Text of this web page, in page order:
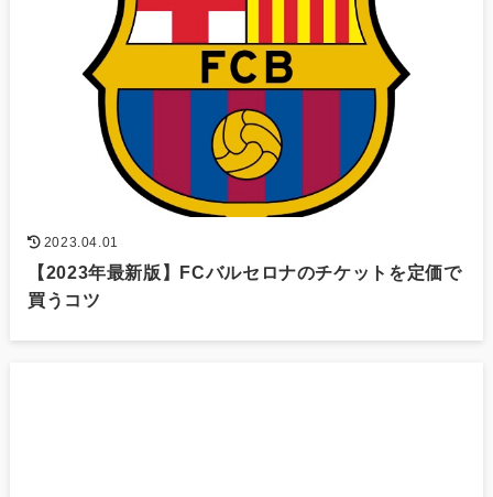
2023.04.01
【2023年最新版】FCバルセロナのチケットを定価で
買うコツ